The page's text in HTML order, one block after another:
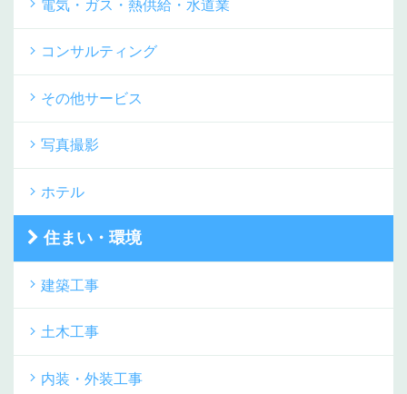
電気・ガス・熱供給・水道業
コンサルティング
その他サービス
写真撮影
ホテル
住まい・環境
建築工事
土木工事
内装・外装工事